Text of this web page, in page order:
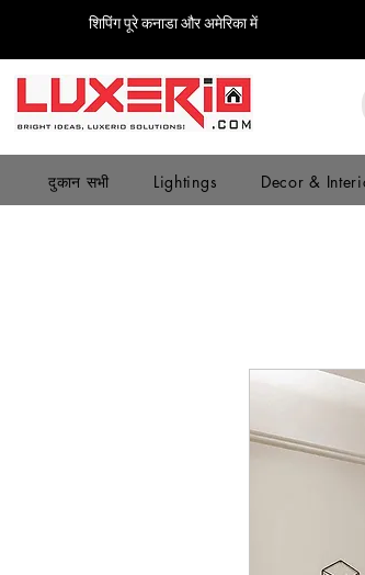
शिपिंग पूरे कनाडा और अमेरिका में
दुकान सभी Lightings Decor &